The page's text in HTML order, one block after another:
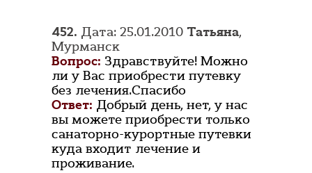
452. Дата: 25.01.2010 Татьяна,
Мурманск
Вопрос: Здравствуйте! Можно
ли у Вас приобрести путевку
без лечения.Спасибо
Ответ: Добрый день, нет, у нас
вы можете приобрести только
санаторно-курортные путевки
куда входит лечение и
проживание.